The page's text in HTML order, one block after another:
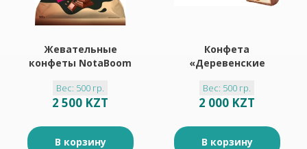
Жевательные
конфеты NotaBoom
кремом (упаковка
0,5 кг)
Вес: 500 гр.
2 500 KZT
В корзину
Конфета
«Деревенские
карамель-сливки
(упаковка 0,5 кг)
Вес: 500 гр.
2 000 KZT
В корзину